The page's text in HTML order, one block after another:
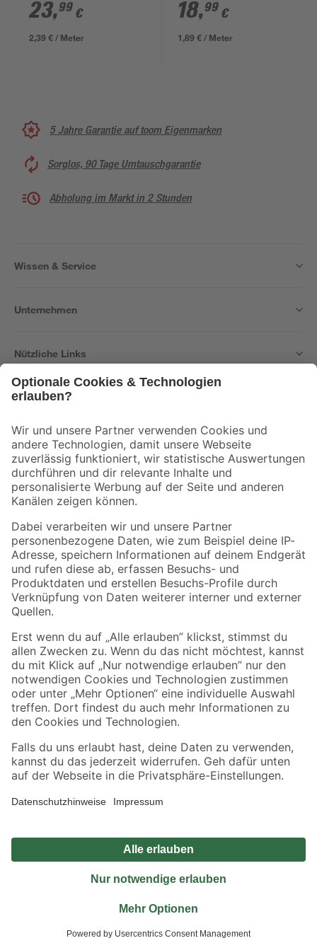
10,05 x 0,53 m
23,99 €
2,39 € / Meter
Color' salbeigrün
10,05 x 0,53 m
18,99 €
1,89 € / Meter
5 Jahre Garantie auf toom Eigenmarken
Sorglos, 90 Tage Umtauschgarantie
Abholung im Markt in 2 Stunden
Wissen & Service
Unternehmen
Nützliche Links
Der toom Newsletter: Keine Angebote und Aktionen mehr verpassen!
Zur Newsletter Anmeldung
Folge uns
Zahlungsarten Versandarten
Sicher einkaufen
Jetzt die toom-App herunterladen
Alle Preisangaben in EUR inkl. gesetzl. MwSt.. Die dargestellten Angebote sind unter
Umständen nicht in allen Märkten verfügbar. Die angegebenen Verfügbarkeiten beziehen
Produkte nur solange der Vorrat reicht.
*Paketversand ab 59 € versandkostenfrei, gilt nicht für Artikel mit Speditionsversand, hier
Privatsphäre Impressum
Nutzungsbedingungen
Widerrufsrecht
Vertrag widerrufen
© 2026 toom Baumarkt GmbH